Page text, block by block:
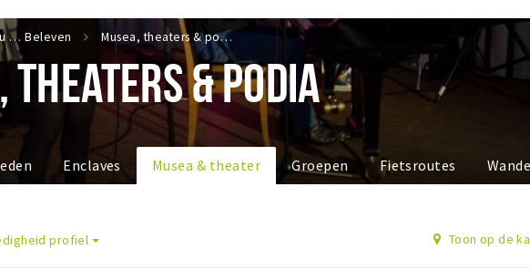
Beleven Musea, theaters & podia
THEATERS & PODIA
Enclaves Musea & theater Groepen Fietsroutes
profiel Toon op de